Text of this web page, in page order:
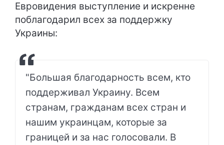
Евровидения выступление и искренне
поблагодарил всех за поддержку
Украины:
"Большая благодарность всем, кто
поддерживал Украину. Всем
странам, гражданам всех стран и
нашим украинцам, которые за
границей и за нас голосовали. В